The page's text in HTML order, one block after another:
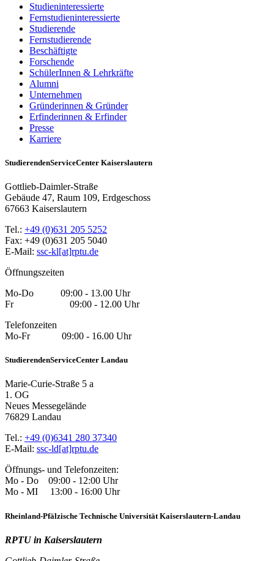
Studieninteressierte
Fernstudieninteressierte
Studierende
Fernstudierende
Beschäftigte
Forschende
SchülerInnen & Lehrkräfte
Alumni
Unternehmen
Gründerinnen & Gründer
Erfinderinnen & Erfinder
Presse
Karriere
StudierendenServiceCenter Kaiserslautern
Gottlieb-Daimler-Straße
Gebäude 47, Raum 109, Erdgeschoss
67663 Kaiserslautern
Tel.: +49 (0)631 205 5252
Fax: +49 (0)631 205 5040
E-Mail: ssc-kl[at]rptu.de
Öffnungszeiten
Mo-Do 09:00 - 13.00 Uhr
Fr 09:00 - 12.00 Uhr
Telefonzeiten
Mo-Fr 09:00 - 16.00 Uhr
StudierendenServiceCenter Landau
Marie-Curie-Straße 5 a
1. OG
Neues Messegelände
76829 Landau
Tel.: +49 (0)6341 280 37340
E-Mail: ssc-ld[at]rptu.de
Öffnungs- und Telefonzeiten:
Mo - Do 09:00 - 12:00 Uhr
Mo - MI 13:00 - 16:00 Uhr
Rheinland-Pfälzische Technische Universität Kaiserslautern-Landau
RPTU in Kaiserslautern